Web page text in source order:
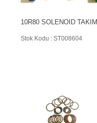
10R80 SOLENOID TAKIMI
Stok Kodu : ST008604